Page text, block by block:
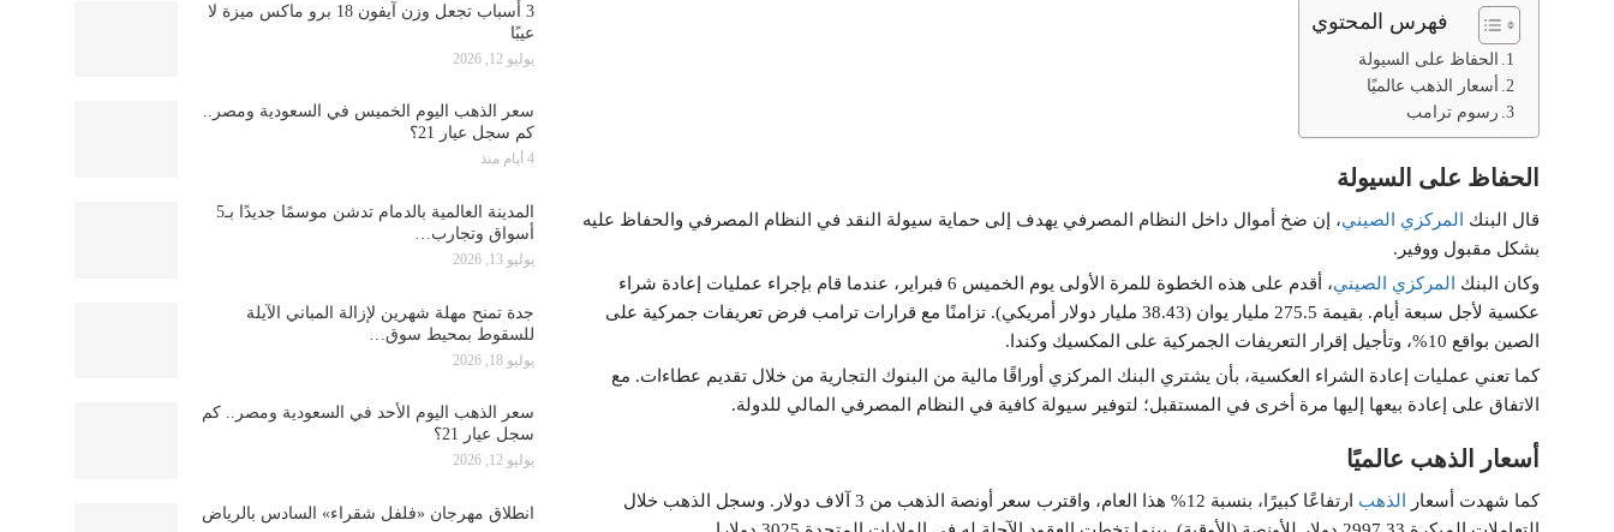
فهرس المحتوي
الحفاظ على السيولة
أسعار الذهب عالميًا
رسوم ترامب
الحفاظ على السيولة
قال البنك المركزي الصيني، إن ضخ أموال داخل النظام المصرفي يهدف إلى حماية سيولة النقد في النظام المصرفي والحفاظ عليه
بشكل مقبول ووفير.
وكان البنك
المركزي الصيني
، أقدم على هذه الخطوة للمرة الأولى يوم الخميس 6 فبراير، عندما قام بإجراء عمليات إعادة شراء
عكسية لأجل سبعة أيام. بقيمة 275.5 مليار يوان (38.43 مليار دولار أمريكي). تزامنًا مع قرارات ترامب فرض تعريفات جمركية على
الصين بواقع 10%، وتأجيل إقرار التعريفات الجمركية على المكسيك وكندا.
كما تعني عمليات إعادة الشراء العكسية، بأن يشتري البنك المركزي أوراقًا مالية من البنوك التجارية من خلال تقديم عطاءات. مع
الاتفاق على إعادة بيعها إليها مرة أخرى في المستقبل؛ لتوفير سيولة كافية في النظام المصرفي المالي للدولة.
أسعار الذهب عالميًا
كما شهدت أسعار الذهب
ارتفاعًا كبيرًا، بنسبة 12% هذا العام، واقترب سعر أونصة الذهب من 3 آلاف دولار. وسجل الذهب خلال
3 أسباب تجعل وزن آيفون 18 برو ماكس ميزة لا
عيبًا
يوليو 12, 2026
سعر الذهب اليوم الخميس في السعودية ومصر..
كم سجل عيار 21؟
4 أيام منذ
المدينة العالمية بالدمام تدشن موسمًا جديدًا بـ5
أسواق وتجارب…
يوليو 13, 2026
جدة تمنح مهلة شهرين لإزالة المباني الآيلة
للسقوط بمحيط سوق…
يوليو 18, 2026
سعر الذهب اليوم الأحد في السعودية ومصر.. كم
سجل عيار 21؟
يوليو 12, 2026
انطلاق مهرجان «فلفل شقراء» السادس بالرياض